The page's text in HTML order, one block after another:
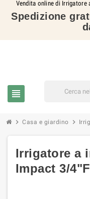
Vendita online di Irrigatore
Spedizione
view_headline
chevron_right Casa e giardino chevron_right
Irrigatore a
Impact 3/